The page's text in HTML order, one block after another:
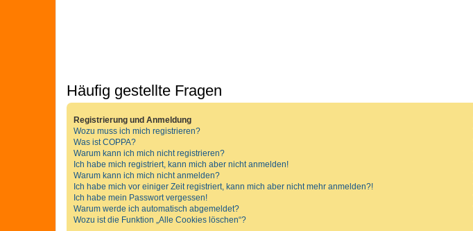
Häufig gestellte Fragen
Registrierung und Anmeldung
Wozu muss ich mich registrieren?
Was ist COPPA?
Warum kann ich mich nicht registrieren?
Ich habe mich registriert, kann mich aber nicht anmelden!
Warum kann ich mich nicht anmelden?
Ich habe mich vor einiger Zeit registriert, kann mich aber nicht mehr anmelden?!
Ich habe mein Passwort vergessen!
Warum werde ich automatisch abgemeldet?
Wozu ist die Funktion „Alle Cookies löschen“?